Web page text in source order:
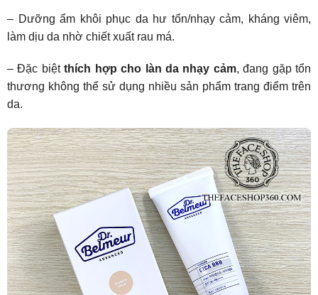
– Dưỡng ẩm khôi phục da hư tổn/nhạy cảm, kháng viêm,
làm dịu da nhờ chiết xuất rau má.
– Đặc biệtthích hợp cho làn da nhạy cảm, đang gặp tổn
thương không thể sử dụng nhiều sản phẩm trang điểm trên
da.